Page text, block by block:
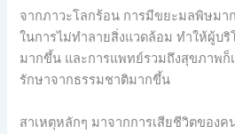
จากภาวะโลกร้อน การมีขยะมลพิษมา
ในการไม่ทำลายสิ่งแวดล้อม ทำให้ผู้บ
มากขึ้น และการแพทย์รวมถึงสุขภาพก็
รักษาจากธรรมชาติมากขึ้น
สาเหตุหลักๆ มาจากการเสียชีวิตของ